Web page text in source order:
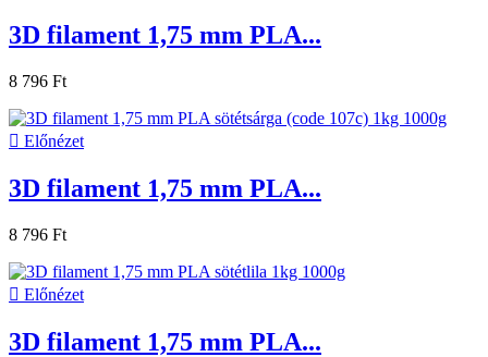
3D filament 1,75 mm PLA...
8 796 Ft
 Előnézet
3D filament 1,75 mm PLA...
8 796 Ft
 Előnézet
3D filament 1,75 mm PLA...